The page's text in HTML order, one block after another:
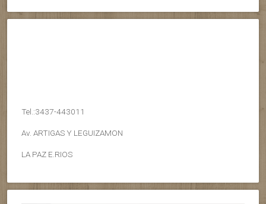
Tel.:3437-443011
Av. ARTIGAS Y LEGUIZAMON
LA PAZ E.RIOS